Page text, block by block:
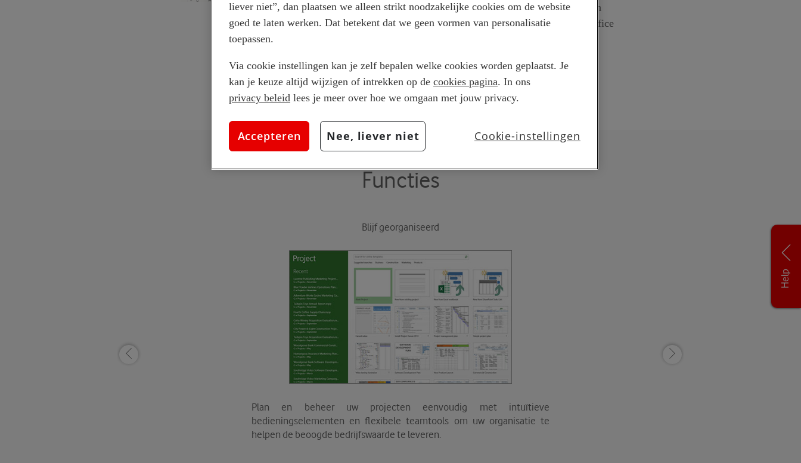
Professional 2016 van vrijwel overal als een
altijd up-to-date desktopabonnement via Office
Configure
Functies
Blijf georganiseerd
Plan en beheer uw projecten eenvoudig met intuïtieve
bedieningselementen en flexibele teamtools om uw organisatie te
helpen de beoogde bedrijfswaarde te leveren.
Help
liever niet”, dan plaatsen we alleen strikt noodzakelijke cookies om de website
goed te laten werken. Dat betekent dat we geen vormen van personalisatie
toepassen.
Via cookie instellingen kan je zelf bepalen welke cookies worden geplaatst. Je
kan je keuze altijd wijzigen of intrekken op de cookies pagina. In ons
privacy beleid lees je meer over hoe we omgaan met jouw privacy.
Accepteren Nee, liever niet Cookie-instellingen